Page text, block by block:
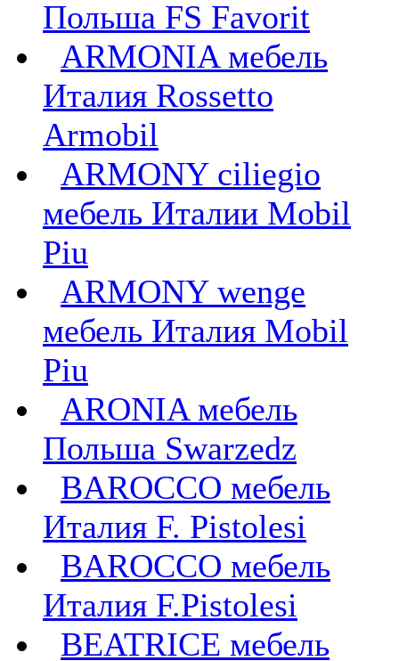
Польша FS Favorit
ARMONIA мебель
Италия Rossetto
Armobil
ARMONY ciliegio
мебель Италии Mobil
Piu
ARMONY wenge
мебель Италия Mobil
Piu
ARONIA мебель
Польша Swarzedz
BAROCCO мебель
Италия F. Pistolesi
BAROCCO мебель
Италия F.Pistolesi
BEATRICE мебель